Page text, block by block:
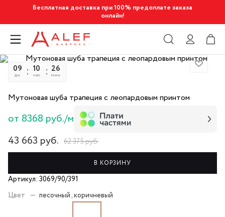
Бесплатная доставка при 100% предоплате заказа
онлайн!
09
дн
10
час
26
мин
Мутоновая шуба трапеция с леопардовым принтом
от 8368 руб./м
43 663 руб. 62 375руб.
В КОРЗИНУ
Артикул: 3069/90/391
Цвет — песочный , коричневый